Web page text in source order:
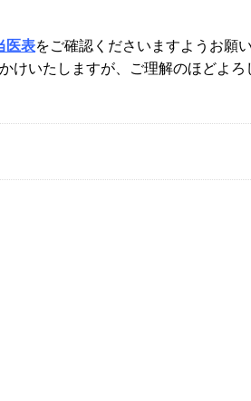
医表をご確認くださいますようお願
けいたしますが、ご理解のほどよろ